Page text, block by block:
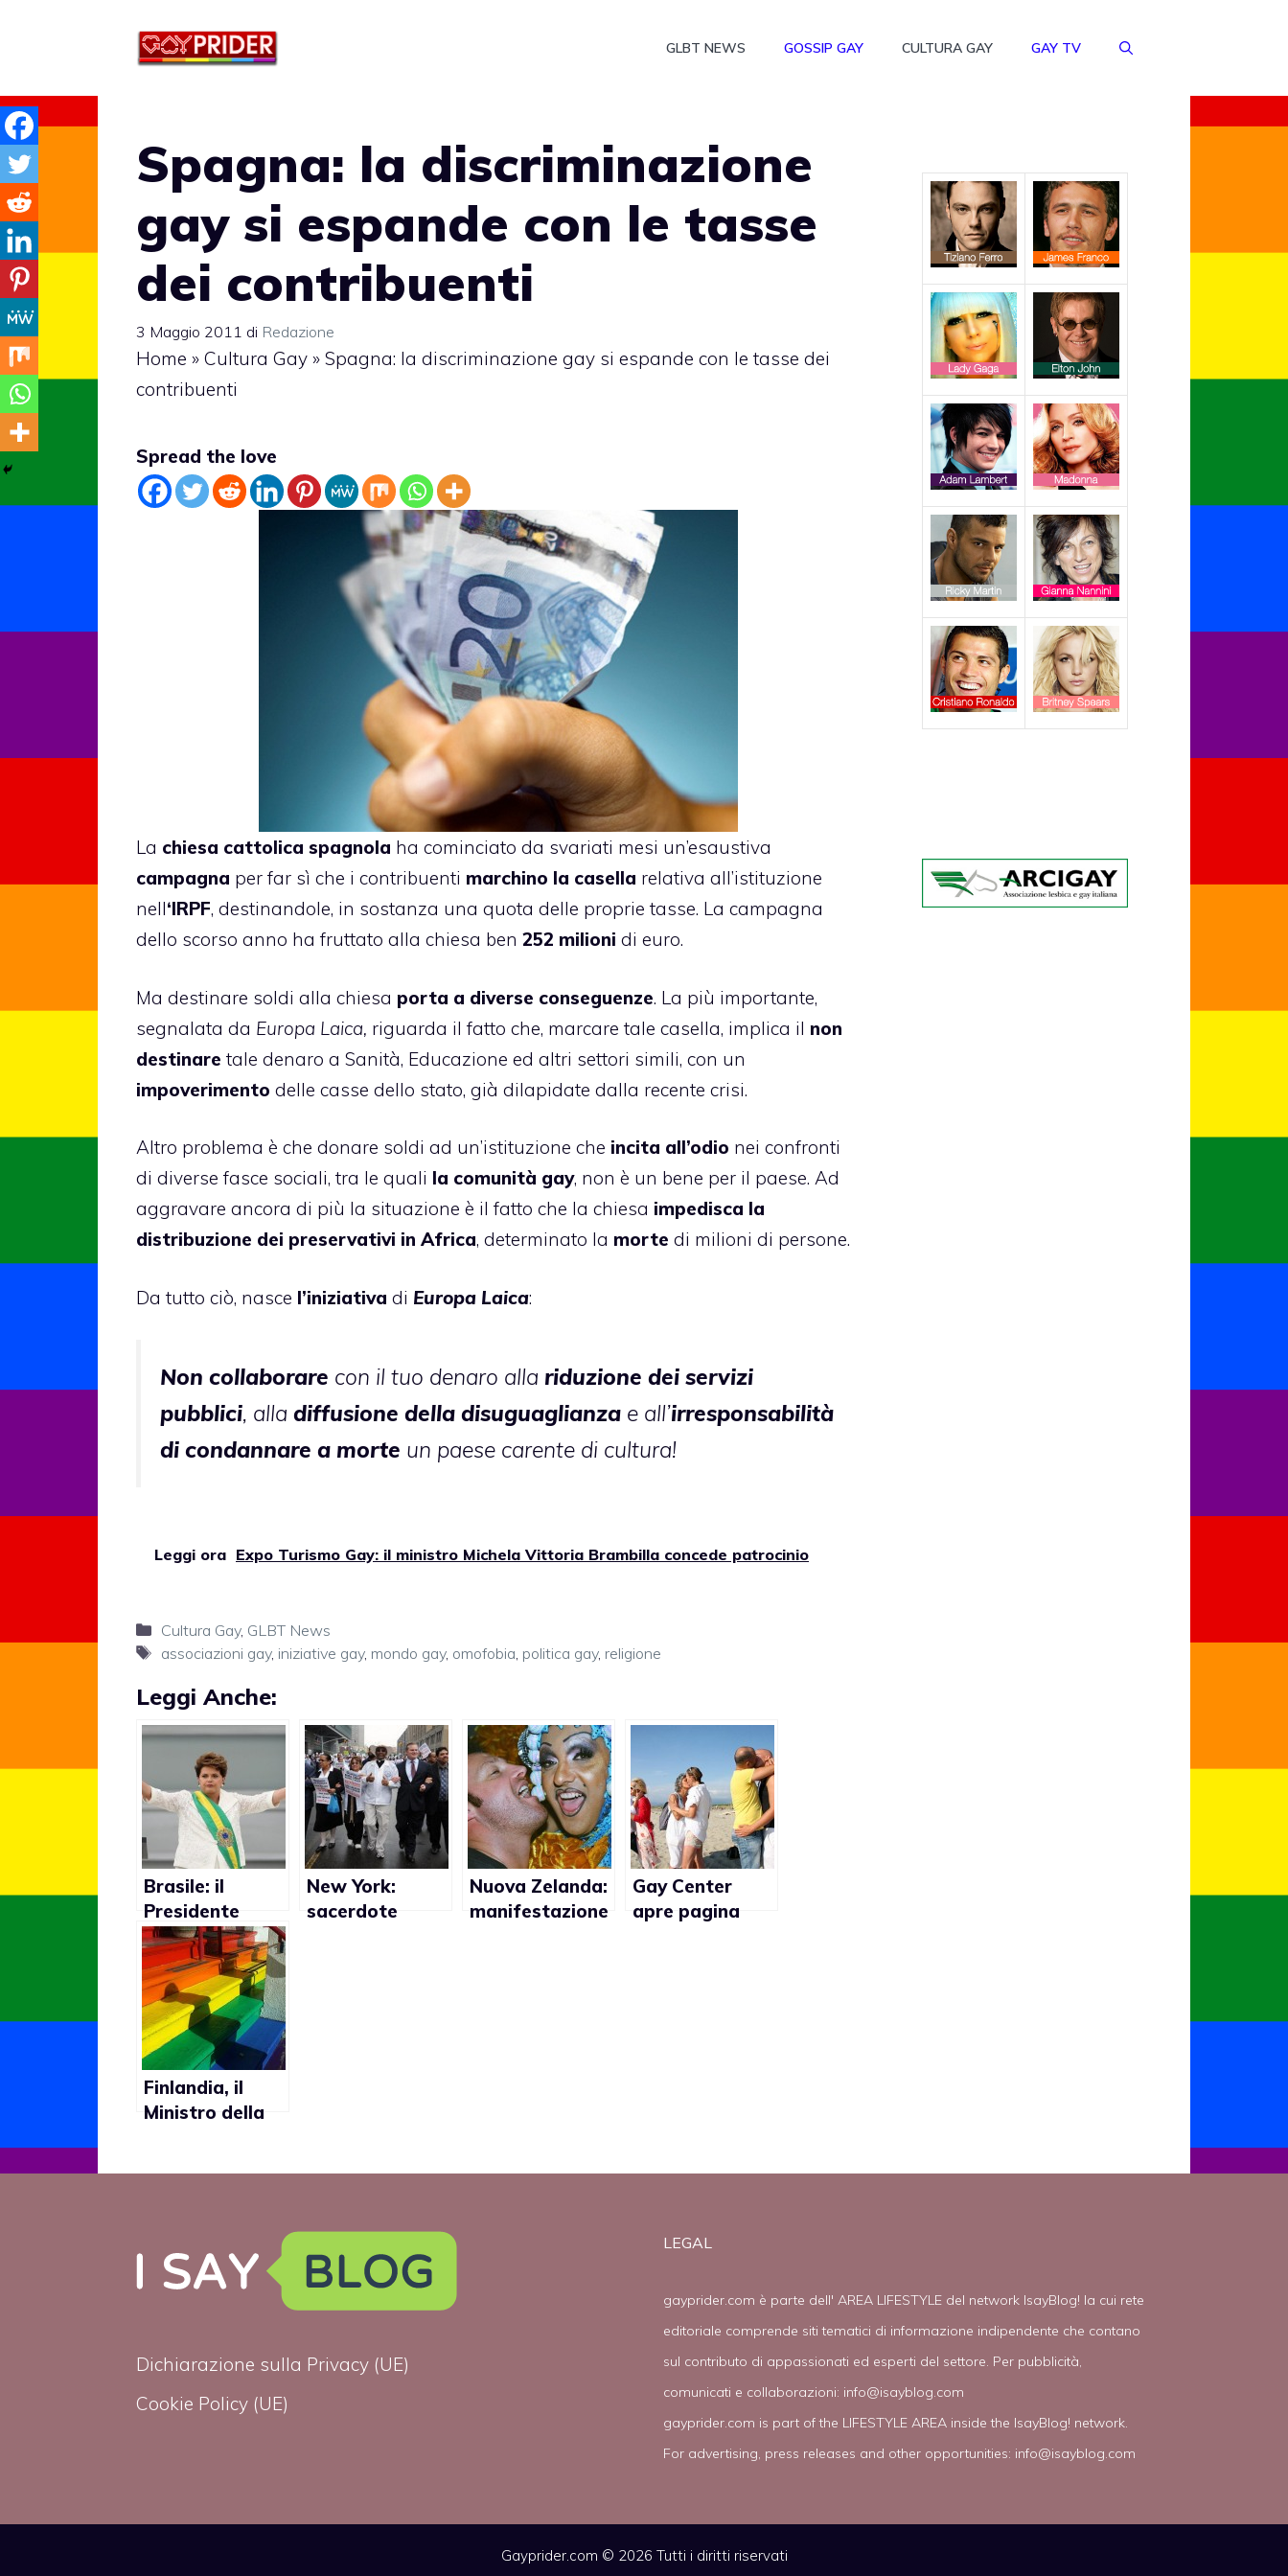
GLBT NEWS GOSSIP GAY CULTURA GAY GAY TV
Spagna: la discriminazione
gay si espande con le tasse
dei contribuenti
3 Maggio 2011 di Redazione
Home » Cultura Gay » Spagna: la discriminazione gay si espande con le tasse dei
contribuenti
Spread the love
La chiesa cattolica spagnola ha cominciato da svariati mesi un’esaustiva
campagna per far sì che i contribuenti marchino la casella relativa all’istituzione
nell‘IRPF, destinandole, in sostanza una quota delle proprie tasse. La campagna
dello scorso anno ha fruttato alla chiesa ben 252 milioni di euro.
Ma destinare soldi alla chiesa porta a diverse conseguenze. La più importante,
segnalata da Europa Laica, riguarda il fatto che, marcare tale casella, implica il non
destinare tale denaro a Sanità, Educazione ed altri settori simili, con un
impoverimento delle casse dello stato, già dilapidate dalla recente crisi.
Altro problema è che donare soldi ad un’istituzione che incita all’odio nei confronti
di diverse fasce sociali, tra le quali la comunità gay, non è un bene per il paese. Ad
aggravare ancora di più la situazione è il fatto che la chiesa impedisca la
distribuzione dei preservativi in Africa, determinato la morte di milioni di persone.
Da tutto ciò, nasce l’iniziativa di Europa Laica:
Non collaborare con il tuo denaro alla riduzione dei servizi
pubblici, alla diffusione della disuguaglianza e all’irresponsabilità
di condannare a morte un paese carente di cultura!
Leggi ora Expo Turismo Gay: il ministro Michela Vittoria Brambilla concede patrocinio
Categorie
Cultura Gay, GLBT News
Tag
associazioni gay, iniziative gay, mondo gay, omofobia politica gay, religione
Leggi Anche:
Brasile: il
Presidente
sospende
campagna
contro
l’omofobia nelle
scuole
New York:
sacerdote
Nuova Zelanda:
manifestazione
Gay Center
apre pagina
Finlandia, il
Ministro della
Dichiarazione sulla Privacy (UE)
Cookie Policy (UE)
LEGAL
gayprider.com è parte dell' AREA LIFESTYLE del network IsayBlog! la cui rete
editoriale comprende siti tematici di informazione indipendente che contano
sul contributo di appassionati ed esperti del settore. Per pubblicità,
comunicati e collaborazioni: info@isayblog.com
gayprider.com is part of the LIFESTYLE AREA inside the IsayBlog! network.
For advertising, press releases and other opportunities: info@isayblog.com
Gayprider.com © 2026 Tutti i diritti riservati